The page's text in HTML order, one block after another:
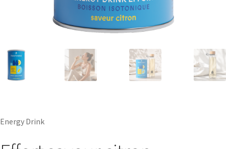
Energy Drink